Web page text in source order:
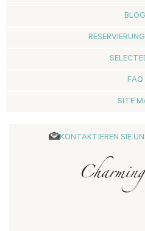
BLOG
FAQ
SITE
KONTAKTIEREN SIE